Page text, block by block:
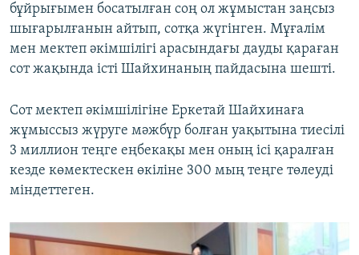
бұйрығымен босатылған соң ол жұмыстан заңсыз
шығарылғанын айтып, сотқа жүгінген. Мұғалім
мен мектеп әкімшілігі арасындағы дауды қараған
сот жақында істі Шайхинаның пайдасына шешті.
Сот мектеп әкімшілігіне Еркетай Шайхинаға
жұмыссыз жүруге мәжбүр болған уақытына тиесілі
3 миллион теңге еңбекақы мен оның ісі қаралған
кезде көмектескен өкіліне 300 мың теңге төлеуді
міндеттеген.